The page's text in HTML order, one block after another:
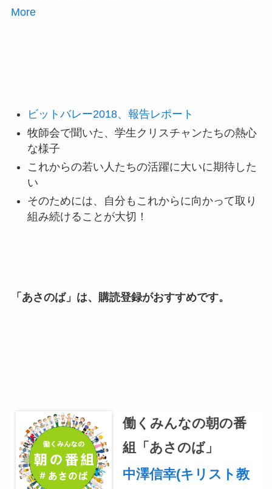
More
ビットバレー2018、報告レポート
牧師会で聞いた、学生クリスチャンたちの熱心
な様子
これからの若い人たちの活躍に大いに期待した
い
そのためには、自分もこれからに向かって取り
組み続けることが大切！
「あさのば」は、購読登録がおすすめです。
働くみんなの朝の番
組「あさのば」
中澤信幸(キリスト教